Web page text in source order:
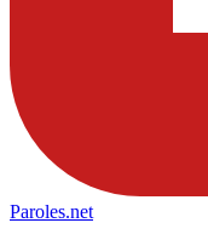
Paroles.net